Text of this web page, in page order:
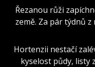
Řezanou růži
země. Za pár týdnů
Hortenzii nestačí
kyselost půdy, listy